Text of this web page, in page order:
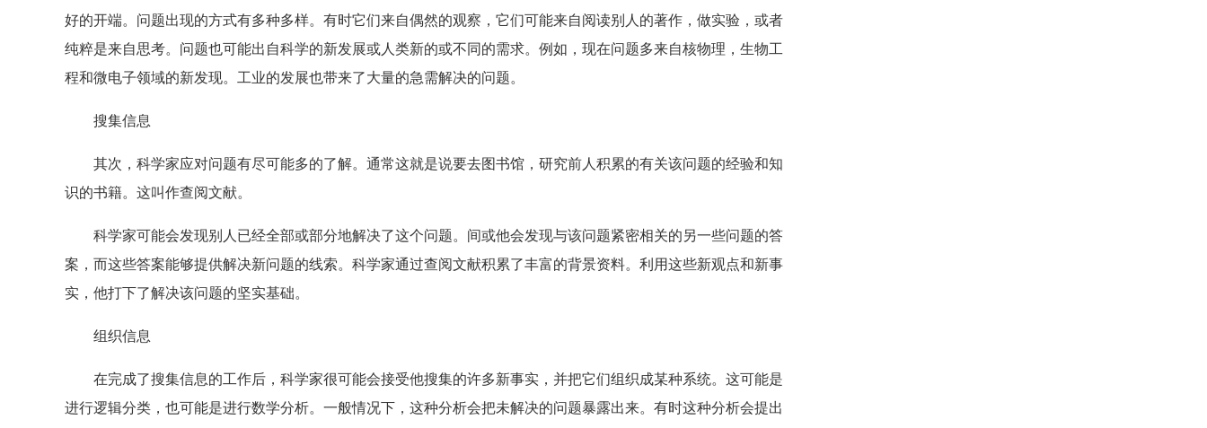
好的开端。问题出现的方式有多种多样。有时它们来自偶然的观察，它们可能来自阅读别人的著作，做实验，或者
纯粹是来自思考。问题也可能出自科学的新发展或人类新的或不同的需求。例如，现在问题多来自核物理，生物工
程和微电子领域的新发现。工业的发展也带来了大量的急需解决的问题。
搜集信息
其次，科学家应对问题有尽可能多的了解。通常这就是说要去图书馆，研究前人积累的有关该问题的经验和知
识的书籍。这叫作查阅文献。
科学家可能会发现别人已经全部或部分地解决了这个问题。间或他会发现与该问题紧密相关的另一些问题的答
案，而这些答案能够提供解决新问题的线索。科学家通过查阅文献积累了丰富的背景资料。利用这些新观点和新事
实，他打下了解决该问题的坚实基础。
组织信息
在完成了搜集信息的工作后，科学家很可能会接受他搜集的许多新事实，并把它们组织成某种系统。这可能是
进行逻辑分类，也可能是进行数学分析。一般情况下，这种分析会把未解决的问题暴露出来。有时这种分析会提出